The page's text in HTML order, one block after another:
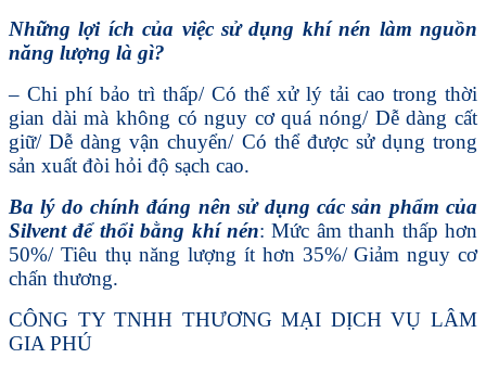
Những lợi ích của việc sử dụng khí nén làm nguồn
năng lượng là gì?
– Chi phí bảo trì thấp/ Có thể xử lý tải cao trong thời
gian dài mà không có nguy cơ quá nóng/ Dễ dàng cất
giữ/ Dễ dàng vận chuyển/ Có thể được sử dụng trong
sản xuất đòi hỏi độ sạch cao.
Ba lý do chính đáng nên sử dụng các sản phẩm của
Silvent để thổi bằng khí nén: Mức âm thanh thấp hơn
50%/ Tiêu thụ năng lượng ít hơn 35%/ Giảm nguy cơ
chấn thương.
CÔNG TY TNHH THƯƠNG MẠI DỊCH VỤ LÂM
GIA PHÚ